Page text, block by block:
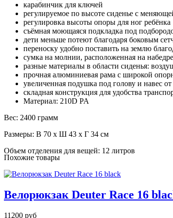
карабинчик для ключей
регулируемое по высоте сиденье с
регулировка высоты опоры для ног ребёнка
съёмная моющаяся подкладка под
дети меньше потеют благодаря боковым
переноску удобно поставить на землю
сумка на молнии, расположенная на
разные материалы в области сиденья:
прочная алюминиевая рама с широкой
увеличенная подушка под голову и навес
складная конструкция для удобства
Материал: 210D PA
Вес: 2400 грамм
Размеры: В 70 x Ш 43 x Г 34 см
Объем отделения для вещей: 12 литров
Похожие товары
Велорюкзак Deuter Race 16
11200 руб